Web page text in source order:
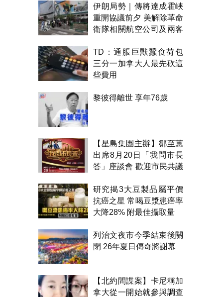
伊朗局勢｜傳將達成霍峽
重開協議前夕 美解除革命
衛隊相關航空公司及兩客
TD：通脹巨獸蠶食荷包
三分一加拿大人最先砍這
些費用
黎彼得離世 享年76歲
【星島集團主辦】鄒至蕙
出席8月20日「我問市長
答」座談會 歡迎市民共議
研究揭3大豆製品屬平價
抗癌之星 常喝豆漿患癌率
大降28% 附最佳攝取量
列治文夜市今季結束後關
閉 26年夏日傳奇將謝幕
【北約間諜案】卡尼稱加
拿大從一開始就參與調查